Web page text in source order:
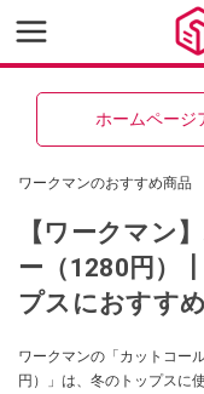
ホームページ
ワークマンのおすすめ商品
【ワークマン
ー（1280円）
プスにおすすめ
ワークマンの「カットコー
円）」は、冬のトップスに